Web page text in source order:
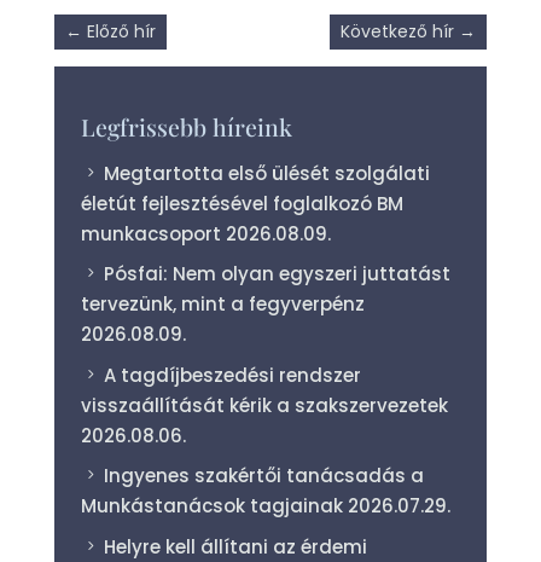
← Előző hír Következő hír →
Legfrissebb híreink
Megtartotta első ülését szolgálati
életút fejlesztésével foglalkozó BM
munkacsoport 2026.08.09.
Pósfai: Nem olyan egyszeri juttatást
tervezünk, mint a fegyverpénz
2026.08.09.
A tagdíjbeszedési rendszer
visszaállítását kérik a szakszervezetek
2026.08.06.
Ingyenes szakértői tanácsadás a
Munkástanácsok tagjainak 2026.07.29.
Helyre kell állítani az érdemi